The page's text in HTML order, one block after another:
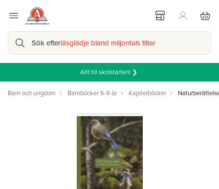
Sök efterläsglädje bland miljontals titlar
Allt till skolstarten! ❯
Barn och ungdom Barnböcker 6-9 år Kapitelböcker